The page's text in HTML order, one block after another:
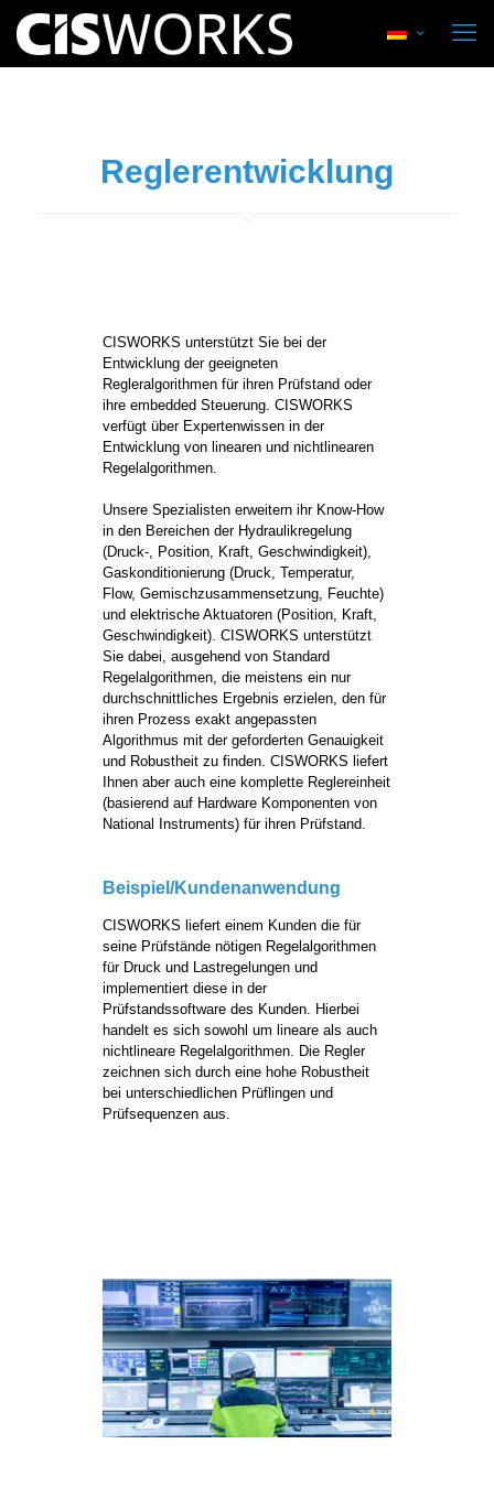
Reglerentwicklung
CISWORKS unterstützt Sie bei der
Entwicklung der geeigneten
Regleralgorithmen für ihren Prüfstand oder
ihre embedded Steuerung. CISWORKS
verfügt über Expertenwissen in der
Entwicklung von linearen und nichtlinearen
Regelalgorithmen.
Unsere Spezialisten erweitern ihr Know-How
in den Bereichen der Hydraulikregelung
(Druck-, Position, Kraft, Geschwindigkeit),
Gaskonditionierung (Druck, Temperatur,
Flow, Gemischzusammensetzung, Feuchte)
und elektrische Aktuatoren (Position, Kraft,
Geschwindigkeit). CISWORKS unterstützt
Sie dabei, ausgehend von Standard
Regelalgorithmen, die meistens ein nur
durchschnittliches Ergebnis erzielen, den für
ihren Prozess exakt angepassten
Algorithmus mit der geforderten Genauigkeit
und Robustheit zu finden. CISWORKS liefert
Ihnen aber auch eine komplette Reglereinheit
(basierend auf Hardware Komponenten von
National Instruments) für ihren Prüfstand.
Beispiel/Kundenanwendung
CISWORKS liefert einem Kunden die für
seine Prüfstände nötigen Regelalgorithmen
für Druck und Lastregelungen und
implementiert diese in der
Prüfstandssoftware des Kunden. Hierbei
handelt es sich sowohl um lineare als auch
nichtlineare Regelalgorithmen. Die Regler
zeichnen sich durch eine hohe Robustheit
bei unterschiedlichen Prüflingen und
Prüfsequenzen aus.